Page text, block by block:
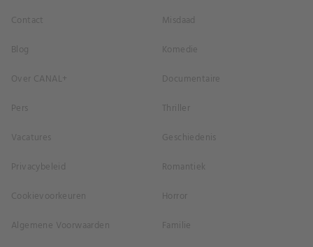
Contact
Blog
Over CANAL+
Pers
Vacatures
Privacybeleid
Cookievoorkeuren
Algemene Voorwaarden
Misdaad
Komedie
Documentaire
Thriller
Geschiedenis
Romantiek
Horror
Familie